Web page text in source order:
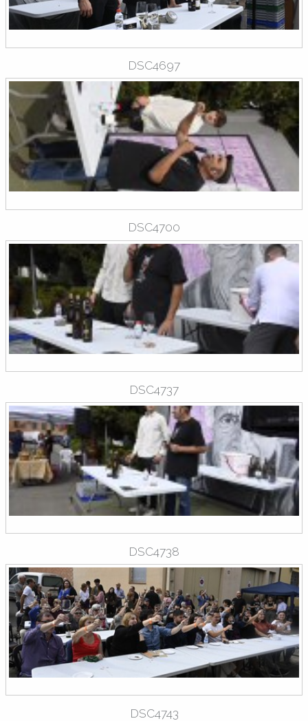
DSC4697
DSC4700
DSC4737
DSC4738
DSC4743